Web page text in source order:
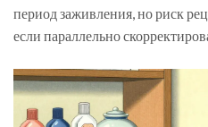
период заживления, но риск
если параллельно